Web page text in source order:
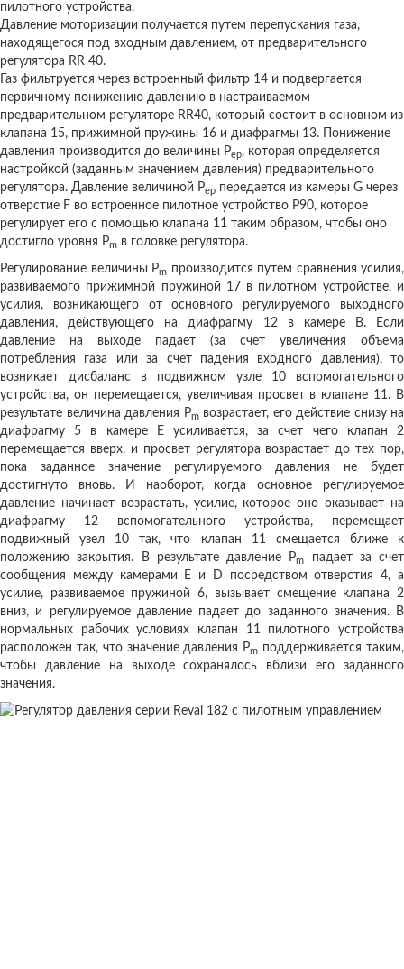
пилотного устройства.
Давление моторизации получается путем перепускания газа,
находящегося под входным давлением, от предварительного
регулятора RR 40.
Газ фильтруется через встроенный фильтр 14 и подвергается
первичному понижению давлению в настраиваемом
предварительном регуляторе RR40, который состоит в основном из
клапана 15, прижимной пружины 16 и диафрагмы 13. Понижение
давления производится до величины Pер, которая определяется
настройкой (заданным значением давления) предварительного
регулятора. Давление величиной Pер передается из камеры G через
отверстие F во встроенное пилотное устройство P90, которое
регулирует его с помощью клапана 11 таким образом, чтобы оно
достигло уровня Pm в головке регулятора.
Регулирование величины Pm производится путем сравнения усилия,
развиваемого прижимной пружиной 17 в пилотном устройстве, и
усилия, возникающего от основного регулируемого выходного
давления, действующего на диафрагму 12 в камере B. Если
давление на выходе падает (за счет увеличения объема
потребления газа или за счет падения входного давления), то
возникает дисбаланс в подвижном узле 10 вспомогательного
устройства, он перемещается, увеличивая просвет в клапане 11. В
результате величина давления Pmвозрастает, его действие снизу на
диафрагму 5 в камере E усиливается, за счет чего клапан 2
перемещается вверх, и просвет регулятора возрастает до тех пор,
пока заданное значение регулируемого давления не будет
достигнуто вновь. И наоборот, когда основное регулируемое
давление начинает возрастать, усилие, которое оно оказывает на
диафрагму 12 вспомогательного устройства, перемещает
подвижный узел 10 так, что клапан 11 смещается ближе к
положению закрытия. В результате давление Pm
падает за счет
сообщения между камерами E и D посредством отверстия 4, а
усилие, развиваемое пружиной 6, вызывает смещение клапана 2
вниз, и регулируемое давление падает до заданного значения. В
нормальных рабочих условиях клапан 11 пилотного устройства
расположен так, что значение давления Pm поддерживается таким,
чтобы давление на выходе сохранялось вблизи его заданного
значения.